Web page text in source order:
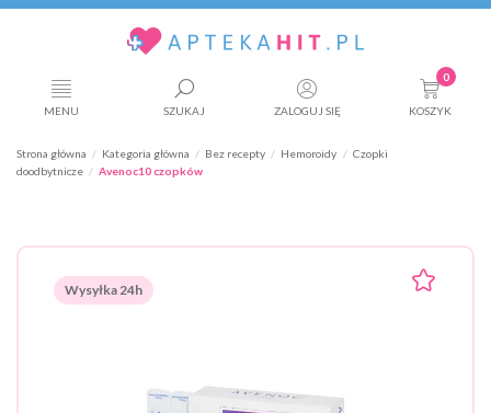
MENU SZUKAJ ZALOGUJ SIĘ
0
KOSZYK
Strona główna Kategoria główna Bez recepty Hemoroidy
Czopki
doodbytnicze
Avenoc10 czopków
Wysyłka 24h